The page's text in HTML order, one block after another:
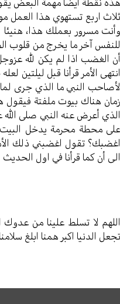
ثلاث اربع تستهوي هذا العمل
وأنت مسرور بعملك هذا، هنيئا
للنفس آخر ما يخرج من قلوب
أن الغضب اذا لم يكن لله
انتهى الأمر قرأنا قبل ليلتين
لأصاحب النبي ما الذي جرى
زمان هناك بيوت ملفتة فيقول
الذي أعرض عنه النبي صلى الله
على محطة محرمة يدخل البيت
اغضبك؟ تقول اغضبني ذلك
الى أن كما قرأنا في اول الحديث
اللهم لا تسلط علينا من عدوك
تجعل الدنيا اكبر همنا ابلغ